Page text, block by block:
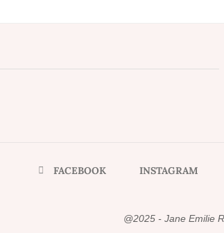
FACEBOOK INSTAGRAM
@2025 - Jane Emilie